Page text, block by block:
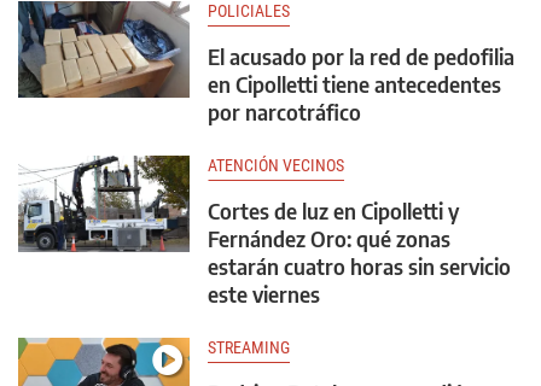
POLICIALES
El acusado por la red de pedofilia
en Cipolletti tiene antecedentes
por narcotráfico
ATENCIÓN VECINOS
Cortes de luz en Cipolletti y
Fernández Oro: qué zonas
estarán cuatro horas sin servicio
este viernes
STREAMING